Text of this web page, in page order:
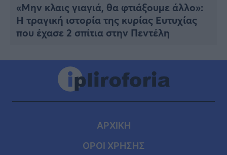
«Μην κλαις γιαγιά, θα φτιάξουμε άλλο»:
Η τραγική ιστορία της κυρίας Ευτυχίας
που έχασε 2 σπίτια στην Πεντέλη
ΑΡΧΙΚΗ
ΟΡΟΙ ΧΡΗΣΗΣ